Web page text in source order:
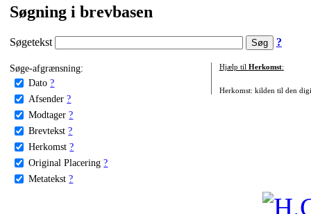
Søgning i brevbasen
Søgetekst ?
Søge-afgrænsning:
Dato ?
Afsender ?
Modtager ?
Brevtekst ?
Herkomst ?
Original Placering ?
Metatekst ?
Hjælp til Herkomst:
Herkomst: kilden til den